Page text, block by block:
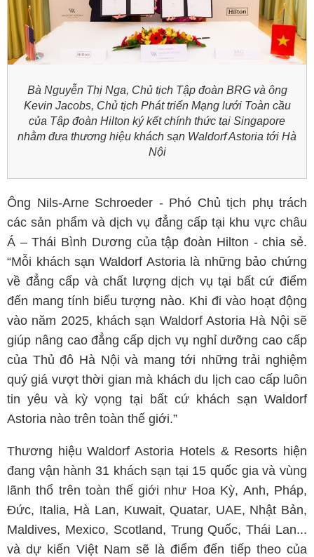
Bà Nguyễn Thị Nga, Chủ tịch Tập đoàn BRG và ông
Kevin Jacobs, Chủ tịch Phát triển Mạng lưới Toàn cầu
của Tập đoàn Hilton ký kết chính thức tại Singapore
nhằm đưa thương hiệu khách sạn Waldorf Astoria tới Hà
Nội
Ông Nils-Arne Schroeder - Phó Chủ tịch phụ trách
các sản phẩm và dịch vụ đẳng cấp tại khu vực châu
Á – Thái Bình Dương của tập đoàn Hilton - chia sẻ.
“Mỗi khách sạn Waldorf Astoria là những bảo chứng
về đẳng cấp và chất lượng dịch vụ tại bất cứ điểm
đến mang tính biểu tượng nào. Khi đi vào hoạt động
vào năm 2025, khách sạn Waldorf Astoria Hà Nội sẽ
giúp nâng cao đẳng cấp dịch vụ nghỉ dưỡng cao cấp
của Thủ đô Hà Nội và mang tới những trải nghiệm
quý giá vượt thời gian mà khách du lịch cao cấp luôn
tin yêu và kỳ vọng tại bất cứ khách sạn Waldorf
Astoria nào trên toàn thế giới.”
Thương hiệu Waldorf Astoria Hotels & Resorts hiện
đang vận hành 31 khách sạn tại 15 quốc gia và vùng
lãnh thổ trên toàn thế giới như Hoa Kỳ, Anh, Pháp,
Đức, Italia, Hà Lan, Kuwait, Quatar, UAE, Nhật Bản,
Maldives, Mexico, Scotland, Trung Quốc, Thái Lan...
và dự kiến Việt Nam sẽ là điểm đến tiếp theo của